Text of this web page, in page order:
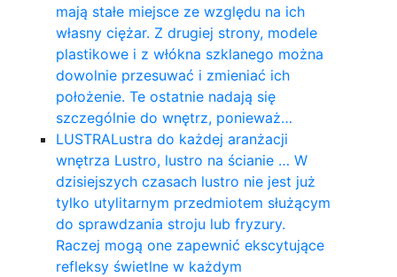
mają stałe miejsce ze względu na ich
własny ciężar. Z drugiej strony, modele
plastikowe i z włókna szklanego można
dowolnie przesuwać i zmieniać ich
położenie. Te ostatnie nadają się
szczególnie do wnętrz, ponieważ…
LUSTRALustra do każdej aranżacji
wnętrza Lustro, lustro na ścianie … W
dzisiejszych czasach lustro nie jest już
tylko utylitarnym przedmiotem służącym
do sprawdzania stroju lub fryzury.
Raczej mogą one zapewnić ekscytujące
refleksy świetlne w każdym